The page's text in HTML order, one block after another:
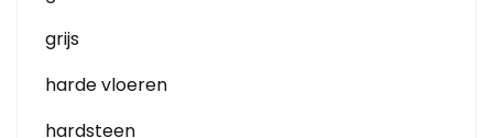
grijs
harde vloeren
hardsteen